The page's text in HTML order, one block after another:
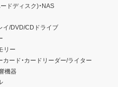
ドディスク)・NAS
イ/DVD/CDドライブ
リー
カード・カードリーダー/ライター
機器